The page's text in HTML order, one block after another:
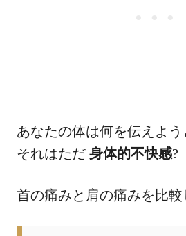
あなたの体は何を伝えよう
それはただ 身体的不快感?
首の痛みと肩の痛みを比較